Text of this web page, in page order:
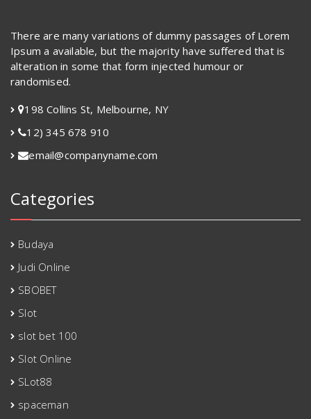
There are many variations of dummy passages of Lorem
Ipsum a available, but the majority have suffered that is
alteration in some that form injected humour or
randomised.
198 Collins St, Melbourne, NY
12) 345 678 910
email@companyname.com
Categories
Budaya
Judi Online
SBOBET
Slot
slot bet 100
Slot Online
SLot88
spaceman